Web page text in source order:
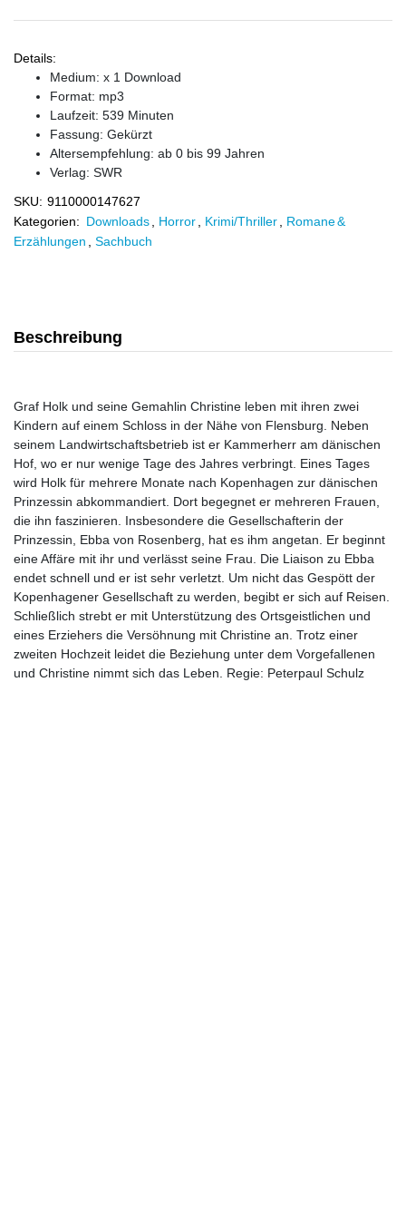
Details:
Medium: x 1 Download
Format: mp3
Laufzeit: 539 Minuten
Fassung: Gekürzt
Altersempfehlung: ab 0 bis 99 Jahren
Verlag: SWR
SKU: 9110000147627
Kategorien: Downloads Horror Krimi/Thriller
Romane &
Erzählungen
Sachbuch
Beschreibung
Graf Holk und seine Gemahlin Christine leben mit ihren zwei
Kindern auf einem Schloss in der Nähe von Flensburg. Neben
seinem Landwirtschaftsbetrieb ist er Kammerherr am dänischen
Hof, wo er nur wenige Tage des Jahres verbringt. Eines Tages
wird Holk für mehrere Monate nach Kopenhagen zur dänischen
Prinzessin abkommandiert. Dort begegnet er mehreren Frauen,
die ihn faszinieren. Insbesondere die Gesellschafterin der
Prinzessin, Ebba von Rosenberg, hat es ihm angetan. Er beginnt
eine Affäre mit ihr und verlässt seine Frau. Die Liaison zu Ebba
endet schnell und er ist sehr verletzt. Um nicht das Gespött der
Kopenhagener Gesellschaft zu werden, begibt er sich auf Reisen.
Schließlich strebt er mit Unterstützung des Ortsgeistlichen und
eines Erziehers die Versöhnung mit Christine an. Trotz einer
zweiten Hochzeit leidet die Beziehung unter dem Vorgefallenen
und Christine nimmt sich das Leben. Regie: Peterpaul Schulz